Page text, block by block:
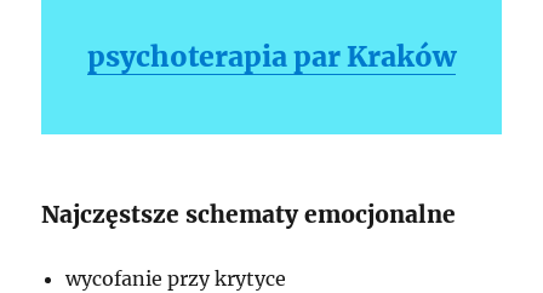
psychoterapia par Kraków
Najczęstsze schematy emocjonalne
wycofanie przy krytyce